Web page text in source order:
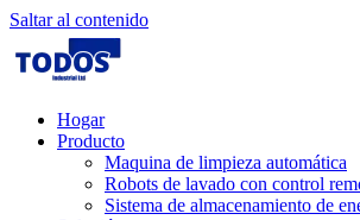
Saltar al contenido
Hogar
Producto
Maquina de limpieza automática
Robots de lavado con control
Sistema de almacenamiento de